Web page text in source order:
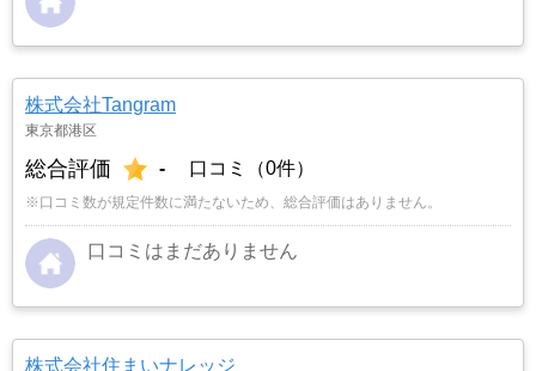
株式会社Tangram
東京都港区
総合評価 - 口コミ（0件）
※口コミ数が規定件数に満たないため、総合評価はありません。
口コミはまだありません
株式会社住まいナレッジ